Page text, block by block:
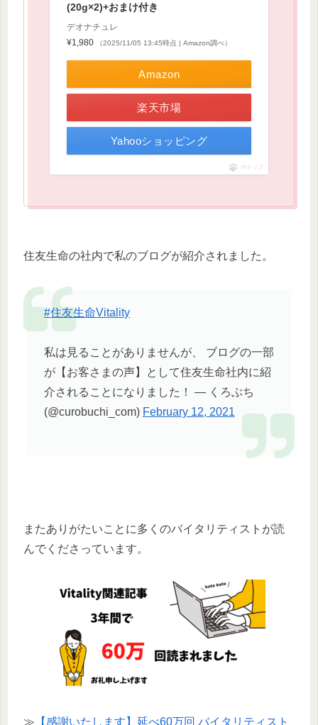
(20g×2)+おまけ付き
デオナチュレ
¥1,980
（2025/11/05 13:45時点 | Amazon調べ）
Amazon
楽天市場
Yahooショッピング
ポチップ
住友生命の社内で私のブログが紹介されました。
#住友生命Vitality
私は見ることがありませんが、 ブログの一部
が【お客さまの声】として住友生命社内に紹
介されることになりました！ — くろぶち
(@curobuchi_com) February 12, 2021
またありがたいことに多くのバイタリティストが読
んでくださっています。
≫ 【感謝いたします】延べ60万回 バイタリティスト